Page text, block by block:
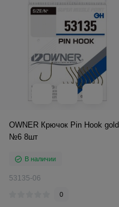
OWNER Крючок Pin Hook gold
№6 8шт
В наличии
53135-06
0